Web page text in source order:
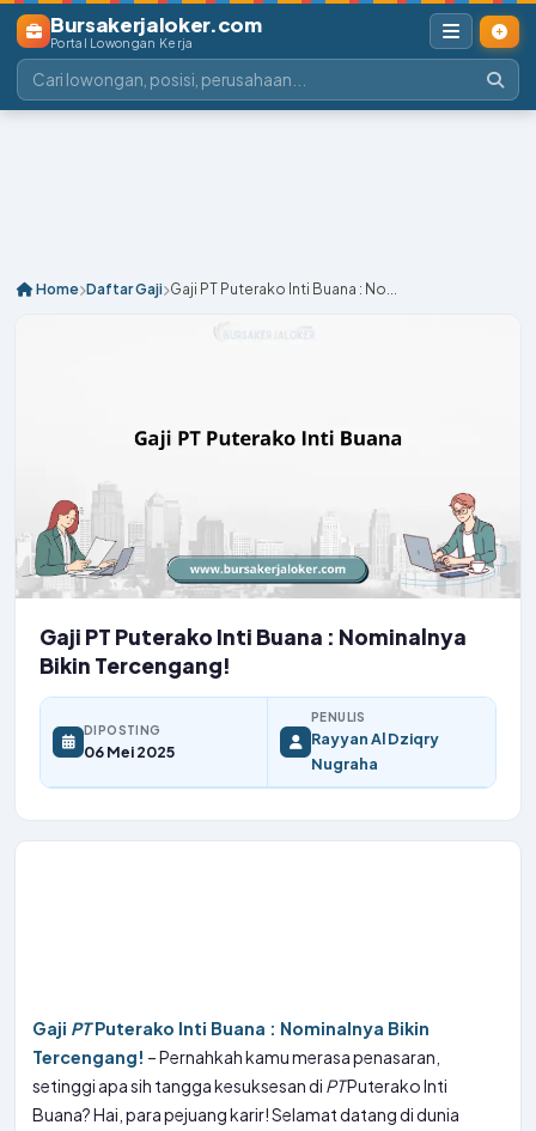
Bursakerjaloker.com
Portal Lowongan Kerja
Home Daftar Gaji Gaji PT Puterako Inti Buana : No...
Gaji PT Puterako Inti Buana : Nominalnya
Bikin Tercengang!
DIPOSTING
06 Mei 2025
PENULIS
Rayyan Al Dziqry
Nugraha
Gaji PTPuterako Inti Buana : Nominalnya Bikin
Tercengang! – Pernahkah kamu merasa penasaran,
setinggi apa sih tangga kesuksesan di PTPuterako Inti
Buana? Hai, para pejuang karir! Selamat datang di dunia